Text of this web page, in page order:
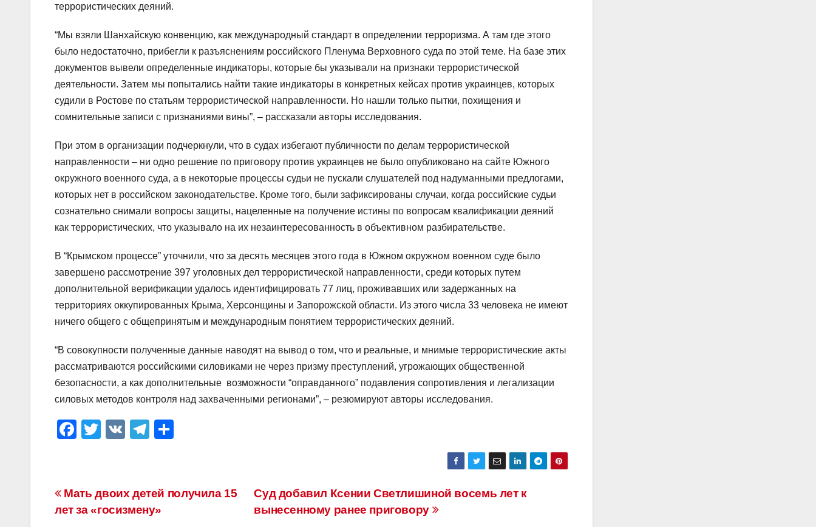
террористических деяний.
“Мы взяли Шанхайскую конвенцию, как международный стандарт в определении терроризма. А там где этого
было недостаточно, прибегли к разъяснениям российского Пленума Верховного суда по этой теме. На базе этих
документов вывели определенные индикаторы, которые бы указывали на признаки террористической
деятельности. Затем мы попытались найти такие индикаторы в конкретных кейсах против украинцев, которых
судили в Ростове по статьям террористической направленности. Но нашли только пытки, похищения и
сомнительные записи с признаниями вины”, – рассказали авторы исследования.
При этом в организации подчеркнули, что в судах избегают публичности по делам террористической
направленности – ни одно решение по приговору против украинцев не было опубликовано на сайте Южного
окружного военного суда, а в некоторые процессы судьи не пускали слушателей под надуманными предлогами,
которых нет в российском законодательстве. Кроме того, были зафиксированы случаи, когда российские судьи
сознательно снимали вопросы защиты, нацеленные на получение истины по вопросам квалификации деяний
как террористических, что указывало на их незаинтересованность в объективном разбирательстве.
В “Крымском процессе” уточнили, что за десять месяцев этого года в Южном окружном военном суде было
завершено рассмотрение 397 уголовных дел террористической направленности, среди которых путем
дополнительной верификации удалось идентифицировать 77 лиц, проживавших или задержанных на
территориях оккупированных Крыма, Херсонщины и Запорожской области. Из этого числа 33 человека не имеют
ничего общего с общепринятым и международным понятием террористических деяний.
“В совокупности полученные данные наводят на вывод о том, что и реальные, и мнимые террористические акты
рассматриваются российскими силовиками не через призму преступлений, угрожающих общественной
безопасности, а как дополнительные возможности “оправданного” подавления сопротивления и легализации
силовых методов контроля над захваченными регионами”, – резюмируют авторы исследования.
F
e
b
T
er
V
T
gr
a
а
Навигация
Суд добавил Ксении Светлишиной восемь лет к
вынесенному ранее приговору
Мать двоих детей получила 15
лет за «госизмену»